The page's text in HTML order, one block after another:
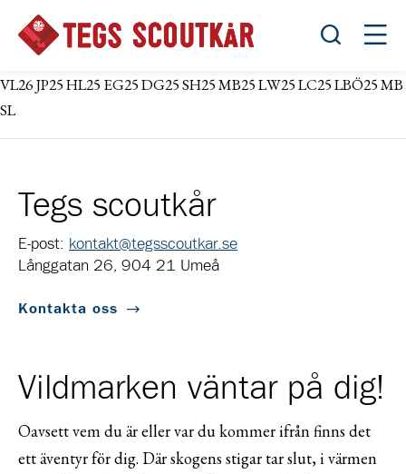
Öppna
VL26 JP25 HL25 EG25 DG25 SH25 MB25 LW25 LC25 LBÖ25 MB
SL
Tegs scoutkår
E-post: kontakt@tegsscoutkar.se
Långgatan 26, 904 21 Umeå
Kontakta oss
Vildmarken väntar på dig!
Oavsett vem du är eller var du kommer ifrån finns det
ett äventyr för dig. Där skogens stigar tar slut, i värmen